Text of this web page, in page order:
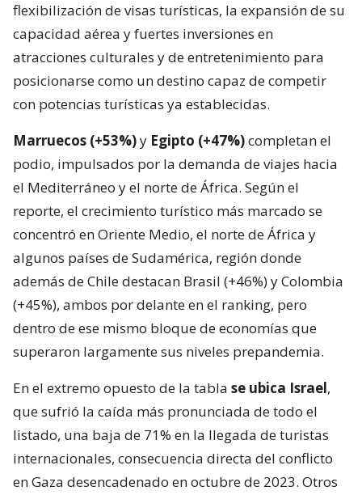
flexibilización de visas turísticas, la expansión de su
capacidad aérea y fuertes inversiones en
atracciones culturales y de entretenimiento para
posicionarse como un destino capaz de competir
con potencias turísticas ya establecidas.
Marruecos (+53%)y Egipto (+47%)completan el
podio, impulsados por la demanda de viajes hacia
el Mediterráneo y el norte de África. Según el
reporte, el crecimiento turístico más marcado se
concentró en Oriente Medio, el norte de África y
algunos países de Sudamérica, región donde
además de Chile destacan Brasil (+46%) y Colombia
(+45%), ambos por delante en el ranking, pero
dentro de ese mismo bloque de economías que
superaron largamente sus niveles prepandemia.
En el extremo opuesto de la tabla se ubica Israel,
que sufrió la caída más pronunciada de todo el
listado, una baja de 71% en la llegada de turistas
internacionales, consecuencia directa del conflicto
en Gaza desencadenado en octubre de 2023. Otros